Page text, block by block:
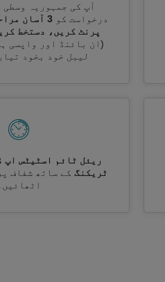
آپ کی جمہوریہ وسطی
درخواست کو
3 آسان
پرنٹ کریں، دستخط
(ان بائنڈ اور واپسی
لیبل خود بخود
ریئل ٹائم اسٹیٹس اپ
ٹریکنگ کے ساتھ شفاف
اٹھائیں۔